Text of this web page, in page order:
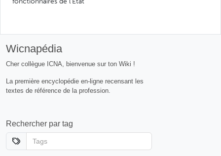
Wicnapédia
Cher collègue ICNA, bienvenue sur ton Wiki !
La première encyclopédie en-ligne recensant les
textes de référence de la profession.
Rechercher par tag